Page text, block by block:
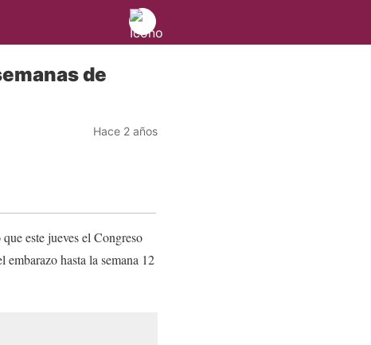
de
Hace 2 años
este jueves el Congreso
hasta la semana 12